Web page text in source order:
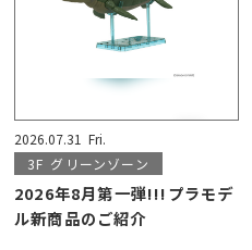
2026.07.31 Fri.
3F グリーンゾーン
2026年8月第一弾!!!プラモデ
ル新商品のご紹介